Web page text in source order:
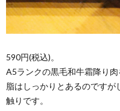
590円(税込)。
A5ランクの黒毛和牛霜降り肉
脂はしっかりとあるのです
触りです。